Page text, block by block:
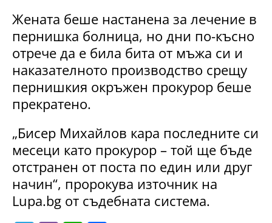
Жената беше настанена за лечение в
пернишка болница, но дни по-късно
отрече да е била бита от мъжа си и
наказателното производство срещу
пернишкия окръжен прокурор беше
прекратено.
„Бисер Михайлов кара последните си
месеци като прокурор – той ще бъде
отстранен от поста по един или друг
начин“, пророкува източник на
Lupa.bg от съдебната система.